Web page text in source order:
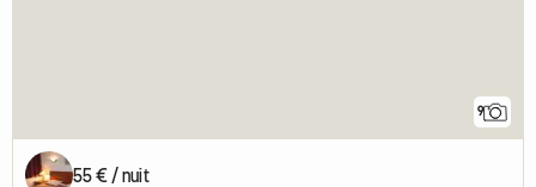
9
55 € / nuit